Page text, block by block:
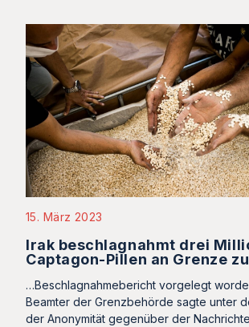
15. März 2023
Irak beschlagnahmt drei
Captagon-Pillen an Grenze
…Beschlagnahmebericht vorgelegt
Beamter der Grenzbehörde sagte unter
der Anonymität gegenüber der